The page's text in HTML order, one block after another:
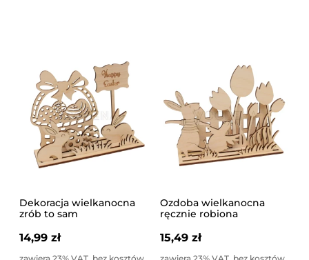
Dekoracja wielkanocna
zrób to sam
14,99 zł
Ozdoba wielkanocna
ręcznie robiona
15,49 zł